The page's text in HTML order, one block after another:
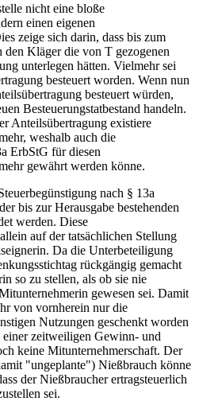
nicht eine bloße
einen eigenen
zeige sich darin, dass bis zum
Kläger die von T gezogenen
unterlegen hätten. Vielmehr sei
besteuert worden. Wenn nun
besteuert würden,
Besteuerungstatbestand handeln.
Anteilsübertragung existiere
weshalb auch die
ErbStG für diesen
gewährt werden könne.
nach § 13a
bis zur Herausgabe bestehenden
werden. Diese
auf der tatsächlichen Stellung
Da die Unterbeteiligung
rückgängig gemacht
so zu stellen, als ob sie nie
gewesen sei. Damit
von vornherein nur die
Nutzungen geschenkt worden
zeitweiligen Gewinn- und
keine Mitunternehmerschaft. Der
"ungeplante") Nießbrauch könne
der Nießbraucher ertragsteuerlich
sei.